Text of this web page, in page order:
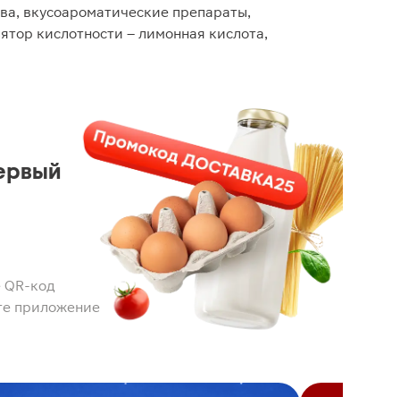
вкусоароматические препараты,
кислотности – лимонная кислота,
код
приложение